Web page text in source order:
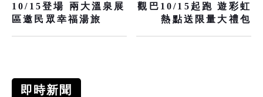
10/15登場 兩大溫泉展
區邀民眾幸福湯旅
觀巴10/15起跑 遊彩虹
熱點送限量大禮包
即時新聞